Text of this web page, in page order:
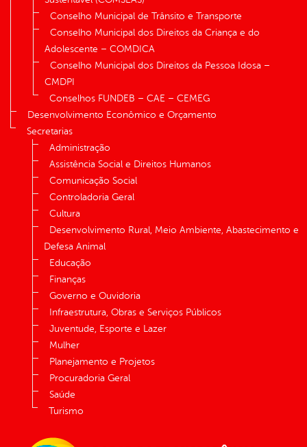
Conselho Municipal de Trânsito e Transporte
Conselho Municipal dos Direitos da Criança e do
Adolescente – COMDICA
Conselho Municipal dos Direitos da Pessoa Idosa –
CMDPI
Conselhos FUNDEB – CAE – CEMEG
Desenvolvimento Econômico e Orçamento
Secretarias
Administração
Assistência Social e Direitos Humanos
Comunicação Social
Controladoria Geral
Cultura
Desenvolvimento Rural, Meio Ambiente, Abastecimento e
Defesa Animal
Educação
Finanças
Governo e Ouvidoria
Infraestrutura, Obras e Serviços Públicos
Juventude, Esporte e Lazer
Mulher
Planejamento e Projetos
Procuradoria Geral
Saúde
Turismo